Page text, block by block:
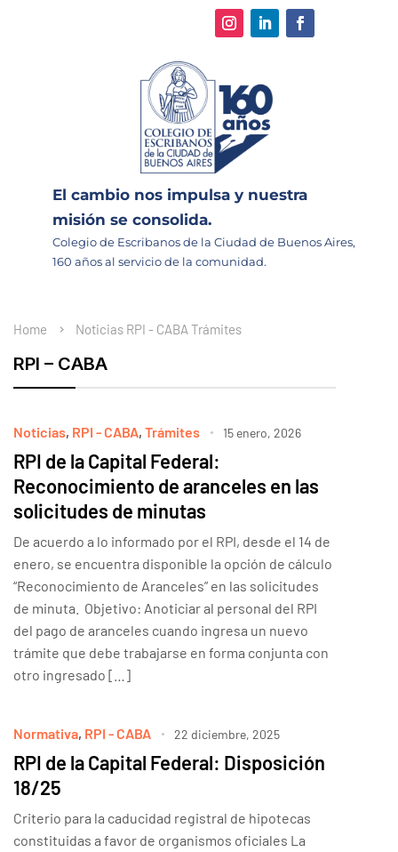
El cambio nos impulsa y nuestra
misión se consolida.
Colegio de Escribanos de la Ciudad de Buenos Aires,
160 años al servicio de la comunidad.
Home Noticias RPI - CABA Trámites
RPI – CABA
Noticias, RPI - CABA, Trámites 15 enero, 2026
RPI de la Capital Federal:
Reconocimiento de aranceles en las
solicitudes de minutas
De acuerdo a lo informado por el RPI, desde el 14 de
enero, se encuentra disponible la opción de cálculo
“Reconocimiento de Aranceles” en las solicitudes
de minuta. Objetivo: Anoticiar al personal del RPI
del pago de aranceles cuando ingresa un nuevo
trámite que debe trabajarse en forma conjunta con
otro ingresado […]
Normativa, RPI - CABA 22 diciembre, 2025
RPI de la Capital Federal: Disposición
18/25
Criterio para la caducidad registral de hipotecas
constituidas a favor de organismos oficiales La